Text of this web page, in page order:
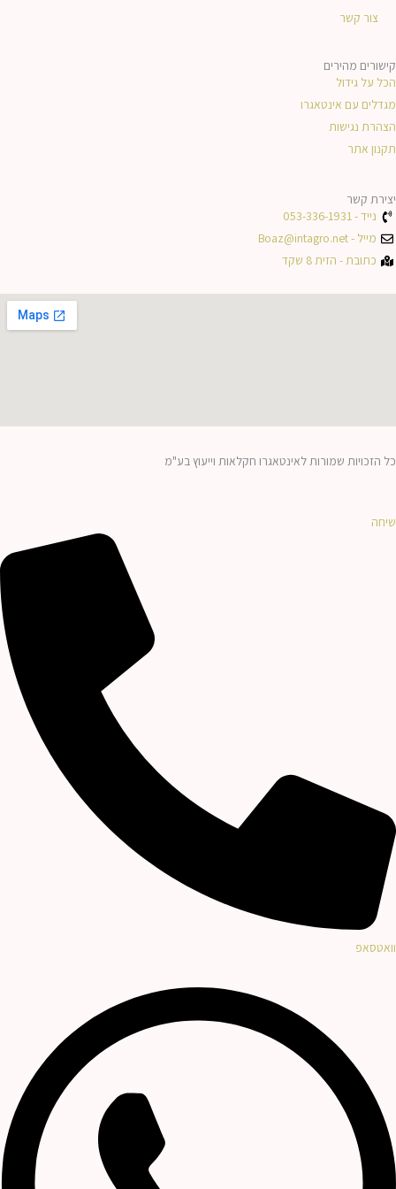
o
k
-
f
צור קשר
קישורים מהירים
הכל על גידול
מגדלים עם אינטאגרו
הצהרת נגישות
תקנון אתר
יצירת קשר
נייד - 053-336-1931
מייל - Boaz@intagro.net
כתובת - הזית 8 שקד
כל הזכויות שמורות לאינטאגרו חקלאות וייעוץ בע"מ
שיחה
וואטסאפ